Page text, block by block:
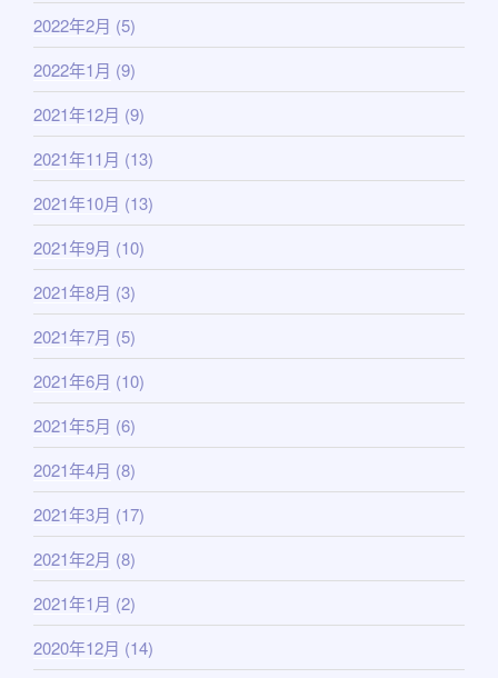
2022年2月 (5)
2022年1月 (9)
2021年12月 (9)
2021年11月 (13)
2021年10月 (13)
2021年9月 (10)
2021年8月 (3)
2021年7月 (5)
2021年6月 (10)
2021年5月 (6)
2021年4月 (8)
2021年3月 (17)
2021年2月 (8)
2021年1月 (2)
2020年12月 (14)